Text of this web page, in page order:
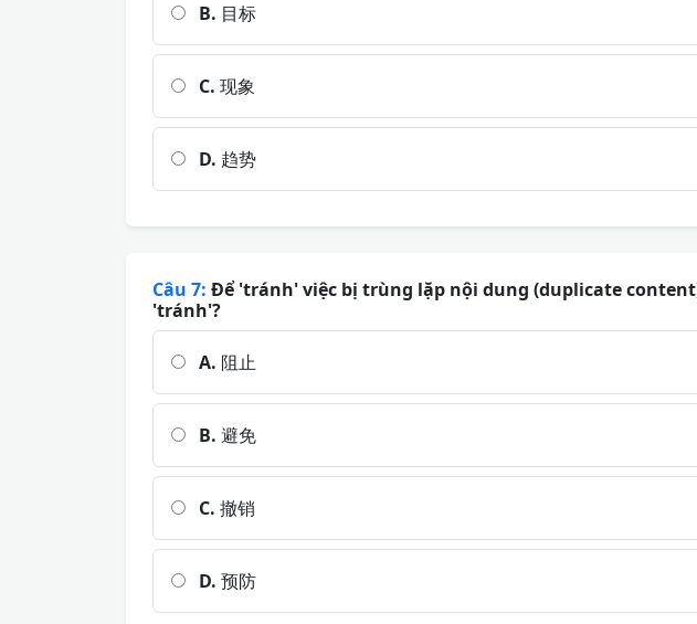
B. 目标
C. 现象
D. 趋势
Câu 7: Để 'tránh' việc bị trùng lặp nội dung (duplicate
'tránh'?
A. 阻止
B. 避免
C. 撤销
D. 预防